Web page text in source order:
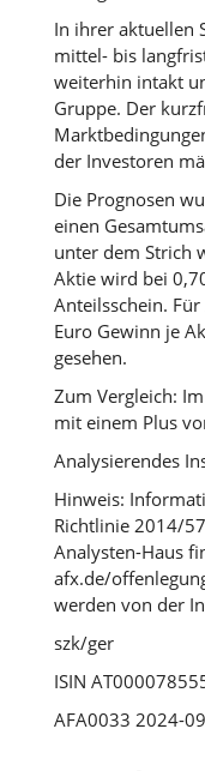
In ihrer aktuellen
mittel- bis
weiterhin intakt
Gruppe. Der
der Investoren
Die Prognosen
einen
unter dem Strich
Aktie wird bei
Anteilsschein.
Euro Gewinn je
gesehen.
Zum Vergleich:
mit einem Plus
Analysierendes
Hinweis:
Richtlinie 2014/
Analysten-Haus
afx.de/
werden von der
szk/ger
ISIN
AFA0033 2024-